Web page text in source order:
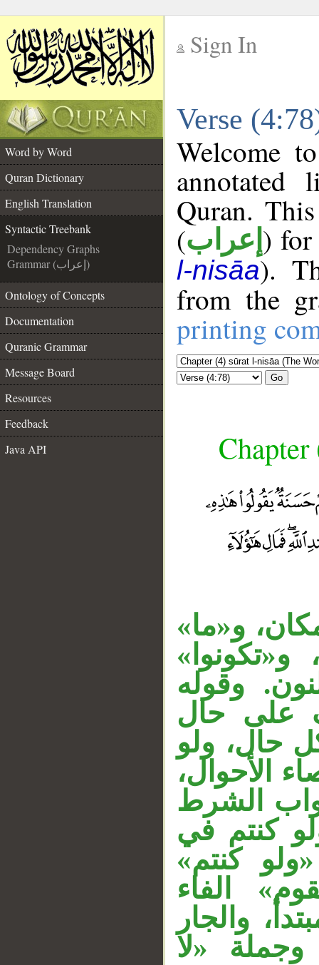
Sign In
Verse
Word by Word
Quran Dictionary
English Translation
Syntactic Treebank
Dependency Graphs
Grammar (إعراب)
Ontology of Concepts
Documentation
Quranic Grammar
Message Board
Resources
Feedback
Java API
Welcome
annotated
Quran.
(إعراب ) for
l-nisāa).
from the
printing
Go
و«ما»
و«تكونوا»
وقوله
على حال
حال، ولو
الأحوال،
الشرط
كنتم في
كنتم»
الفاء
والجار
وجملة «لا